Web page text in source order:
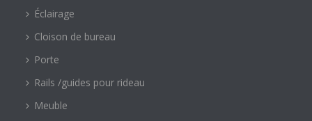
Éclairage
Cloison de bureau
Porte
Rails /guides pour rideau
Meuble